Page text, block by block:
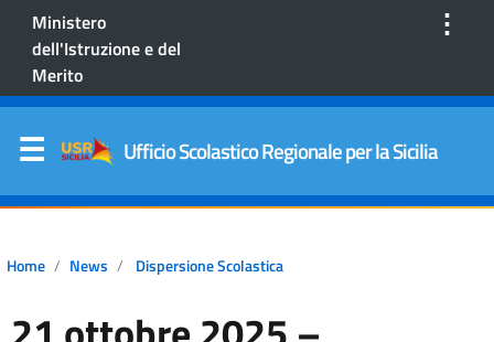
Ministero
dell'Istruzione e del
Merito
⋮
Ufficio Scolastico Regionale per la Sicilia
Home News Dispersione Scolastica